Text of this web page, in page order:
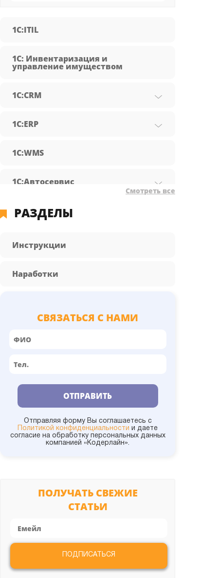
1C:ITIL
1С: Инвентаризация и
управление имуществом
1С:CRM
1С:ERP
1С:WMS
1С:Автосервис
1С:Бухгалтерия предприятия
1С:Зарплата и управление
персоналом
1С:УКФ
1С:Университет
1С:УНФ
Смотреть все
РАЗДЕЛЫ
Инструкции
Наработки
СВЯЗАТЬСЯ С НАМИ
ОТПРАВИТЬ
Отправляя форму Вы соглашаетесь с
Политикой конфиденциальности
и даете
согласие на обработку персональных данных
компанией «Кодерлайн».
ПОЛУЧАТЬ СВЕЖИЕ
СТАТЬИ
ПОДПИСАТЬСЯ